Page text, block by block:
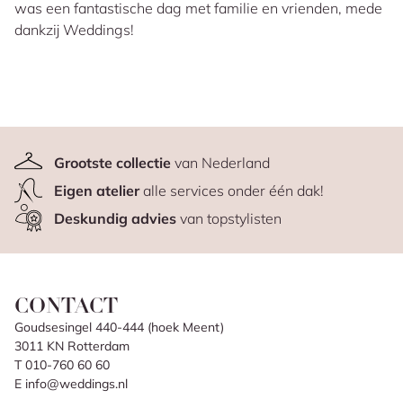
was een fantastische dag met familie en vrienden, mede
dankzij Weddings!
Grootste collectievan Nederland
Eigen atelieralle services onder één dak!
Deskundig adviesvan topstylisten
CONTACT
Goudsesingel 440-444 (hoek Meent)
3011 KN Rotterdam
T 010-760 60 60
E info@weddings.nl